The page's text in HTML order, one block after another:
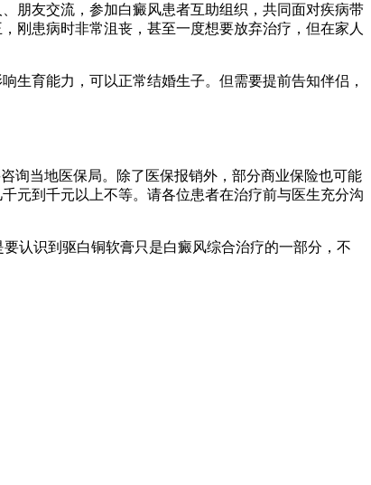
朋友交流，参加白癜风患者互助组织，共同面对疾病带
刚患病时非常沮丧，甚至一度想要放弃治疗，但在家人
生育能力，可以正常结婚生子。但需要提前告知伴侣，
询当地医保局。除了医保报销外，部分商业保险也可能
元到千元以上不等。请各位患者在治疗前与医生充分沟
认识到驱白铜软膏只是白癜风综合治疗的一部分，不